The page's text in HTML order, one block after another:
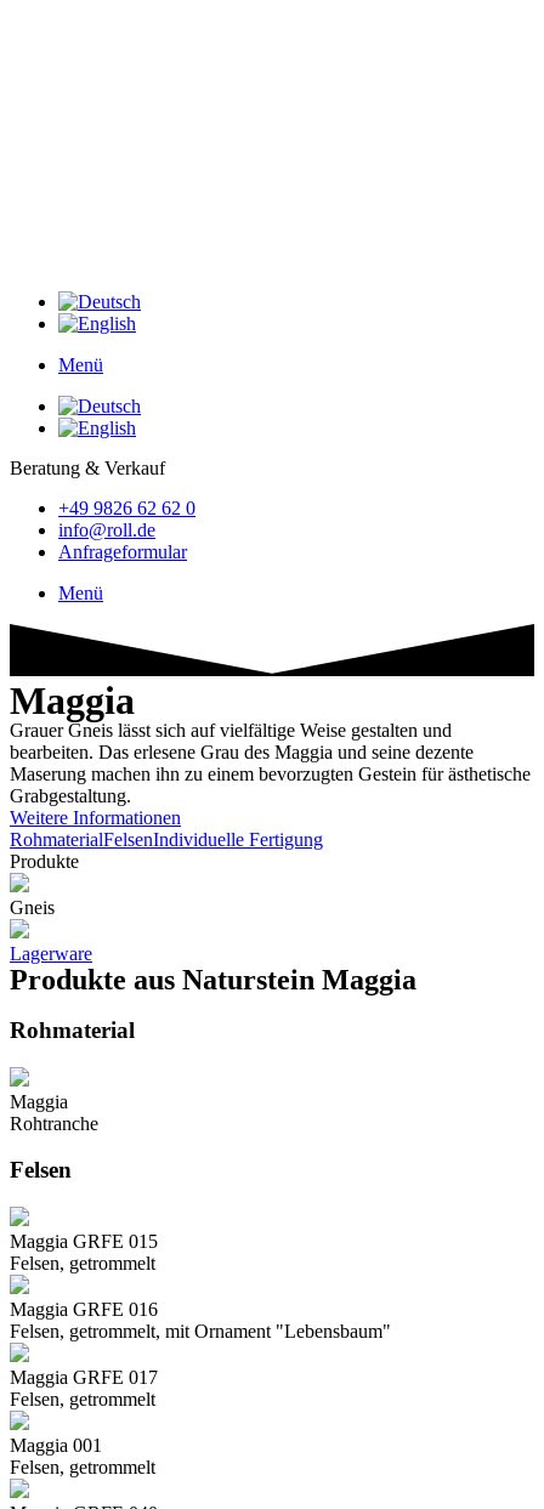
Menü
Beratung & Verkauf
+49 9826 62 62 0
info@roll.de
Anfrageformular
Menü
Maggia
Grauer Gneis lässt sich auf vielfältige Weise gestalten und
bearbeiten. Das erlesene Grau des Maggia und seine dezente
Maserung machen ihn zu einem bevorzugten Gestein für ästhetische
Grabgestaltung.
Weitere Informationen
RohmaterialFelsenIndividuelle Fertigung
Produkte
Gneis
Lagerware
Produkte aus Naturstein Maggia
Rohmaterial
Maggia
Rohtranche
Felsen
Maggia GRFE 015
Felsen, getrommelt
Maggia GRFE 016
Felsen, getrommelt, mit Ornament "Lebensbaum"
Maggia GRFE 017
Felsen, getrommelt
Maggia 001
Felsen, getrommelt